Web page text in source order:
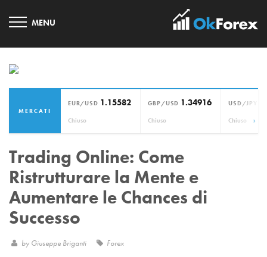
MERCATI
EUR/USD 1.15582
Chiuso
GBP/USD 1.34916
Chiuso
USD/JPY
Chiuso ›
Trading Online: Come
Ristrutturare la Mente e
Aumentare le Chances di
Successo
by Giuseppe Briganti Forex